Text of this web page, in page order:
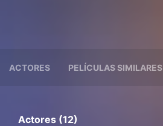
ACTORES PELÍCULAS SIMILARES
Actores (12)